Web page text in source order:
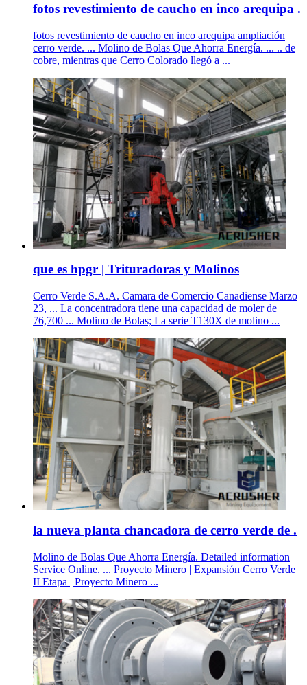
fotos revestimiento de caucho en inco arequipa .
fotos revestimiento de caucho en inco arequipa ampliación
cerro verde. ... Molino de Bolas Que Ahorra Energía. ... .. de
cobre, mientras que Cerro Colorado llegó a ...
que es hpgr | Trituradoras y Molinos
Cerro Verde S.A.A. Camara de Comercio Canadiense Marzo
23, ... La concentradora tiene una capacidad de moler de
76,700 ... Molino de Bolas; La serie T130X de molino ...
la nueva planta chancadora de cerro verde de .
Molino de Bolas Que Ahorra Energía. Detailed information
Service Online. ... Proyecto Minero | Expansión Cerro Verde
II Etapa | Proyecto Minero ...